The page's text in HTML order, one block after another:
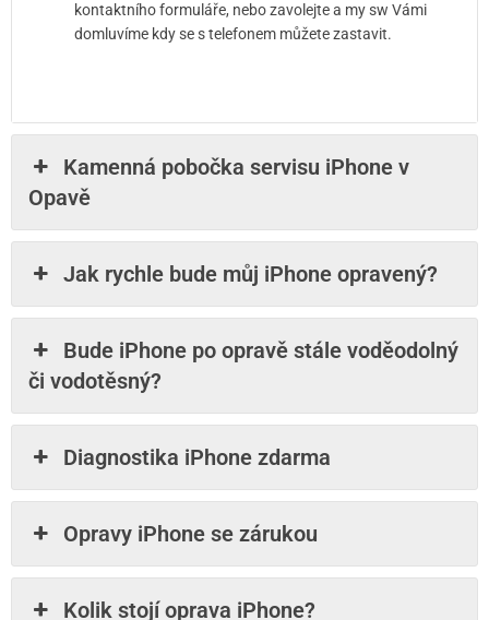
kontaktního formuláře, nebo zavolejte a my sw Vámi
domluvíme kdy se s telefonem můžete zastavit.
Kamenná pobočka servisu iPhone v
Opavě
Jak rychle bude můj iPhone opravený?
Bude iPhone po opravě stále voděodolný
či vodotěsný?
Diagnostika iPhone zdarma
Opravy iPhone se zárukou
Kolik stojí oprava iPhone?